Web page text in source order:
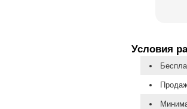
Условия